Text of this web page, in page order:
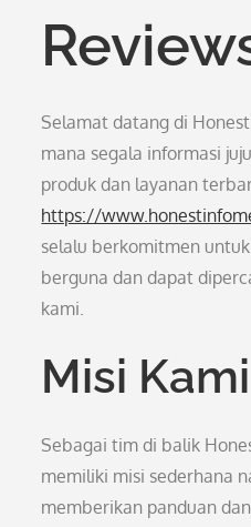
Selamat datang di
mana segala informasi
produk dan layanan
https://
selalu berkomitmen
berguna dan dapat
kami.
Misi Kami
Sebagai tim di balik
memiliki misi sederhana
memberikan panduan